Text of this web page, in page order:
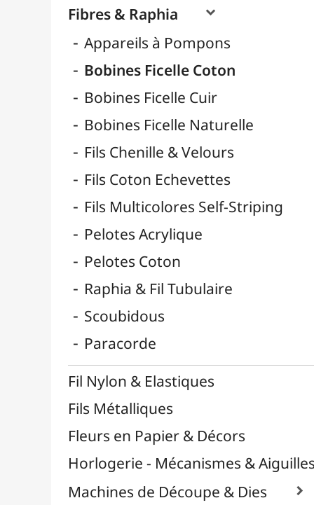
Massicots & Lames
Oeillets & Rivets
Petites Pinces
Plantes & Jardin
Plastique Fou
Poncage / Émeri
Quilling / Pliage
Sable, Strass & Paillettes 
Savons
Sublimation
Supports en Cercles
Washi Tape / Masking Tape
EFCOLOR - Émaux à Froid
Médiums, Vernis & Colles
Modelage / Sculpture
Peintures / Couleurs
Pinceaux & Outils
Supports Dessin & Peinture
Transport / Rangement